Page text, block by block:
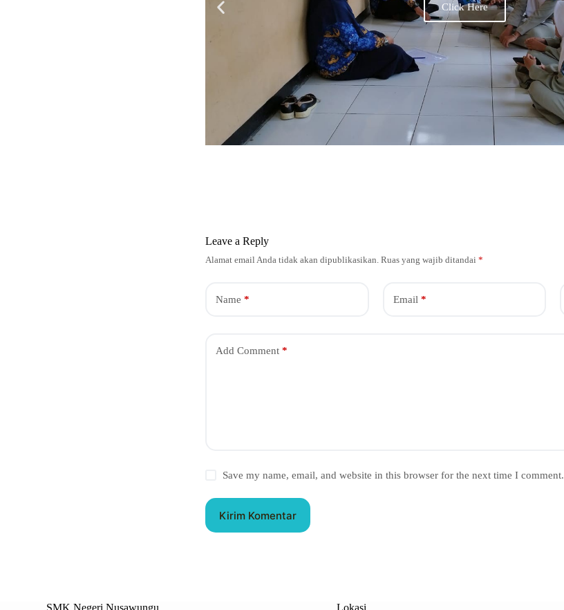
Click Here
Leave a Reply
Alamat email Anda tidak akan dipublikasikan. Ruas yang wajib ditandai *
Name * Email *
Add Comment *
Save my name, email, and website in this browser for the next time I comment.
Kirim Komentar